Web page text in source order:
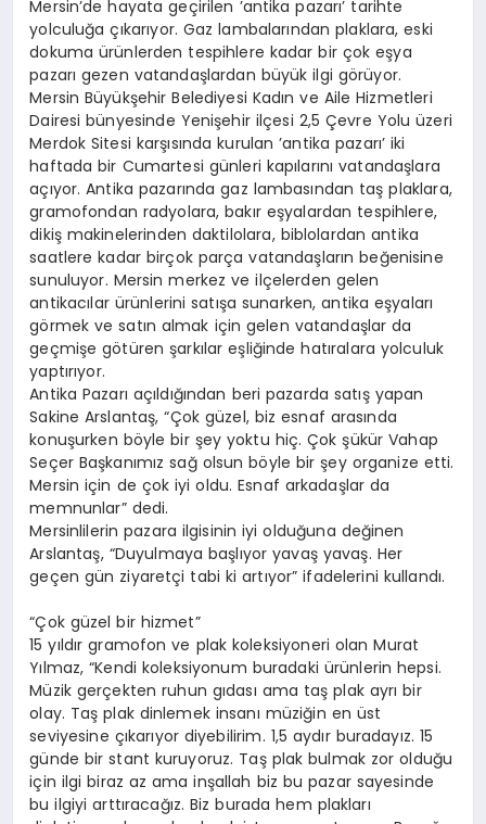
Mersin’de hayata geçirilen ’antika pazarı’ tarihte
yolculuğa çıkarıyor. Gaz lambalarından plaklara, eski
dokuma ürünlerden tespihlere kadar bir çok eşya
pazarı gezen vatandaşlardan büyük ilgi görüyor.
Mersin Büyükşehir Belediyesi Kadın ve Aile Hizmetleri
Dairesi bünyesinde Yenişehir ilçesi 2,5 Çevre Yolu üzeri
Merdok Sitesi karşısında kurulan ’antika pazarı’ iki
haftada bir Cumartesi günleri kapılarını vatandaşlara
açıyor. Antika pazarında gaz lambasından taş plaklara,
gramofondan radyolara, bakır eşyalardan tespihlere,
dikiş makinelerinden daktilolara, biblolardan antika
saatlere kadar birçok parça vatandaşların beğenisine
sunuluyor. Mersin merkez ve ilçelerden gelen
antikacılar ürünlerini satışa sunarken, antika eşyaları
görmek ve satın almak için gelen vatandaşlar da
geçmişe götüren şarkılar eşliğinde hatıralara yolculuk
yaptırıyor.
Antika Pazarı açıldığından beri pazarda satış yapan
Sakine Arslantaş, “Çok güzel, biz esnaf arasında
konuşurken böyle bir şey yoktu hiç. Çok şükür Vahap
Seçer Başkanımız sağ olsun böyle bir şey organize etti.
Mersin için de çok iyi oldu. Esnaf arkadaşlar da
memnunlar” dedi.
Mersinlilerin pazara ilgisinin iyi olduğuna değinen
Arslantaş, “Duyulmaya başlıyor yavaş yavaş. Her
geçen gün ziyaretçi tabi ki artıyor” ifadelerini kullandı.
“Çok güzel bir hizmet”
15 yıldır gramofon ve plak koleksiyoneri olan Murat
Yılmaz, “Kendi koleksiyonum buradaki ürünlerin hepsi.
Müzik gerçekten ruhun gıdası ama taş plak ayrı bir
olay. Taş plak dinlemek insanı müziğin en üst
seviyesine çıkarıyor diyebilirim. 1,5 aydır buradayız. 15
günde bir stant kuruyoruz. Taş plak bulmak zor olduğu
için ilgi biraz az ama inşallah biz bu pazar sayesinde
bu ilgiyi arttıracağız. Biz burada hem plakları